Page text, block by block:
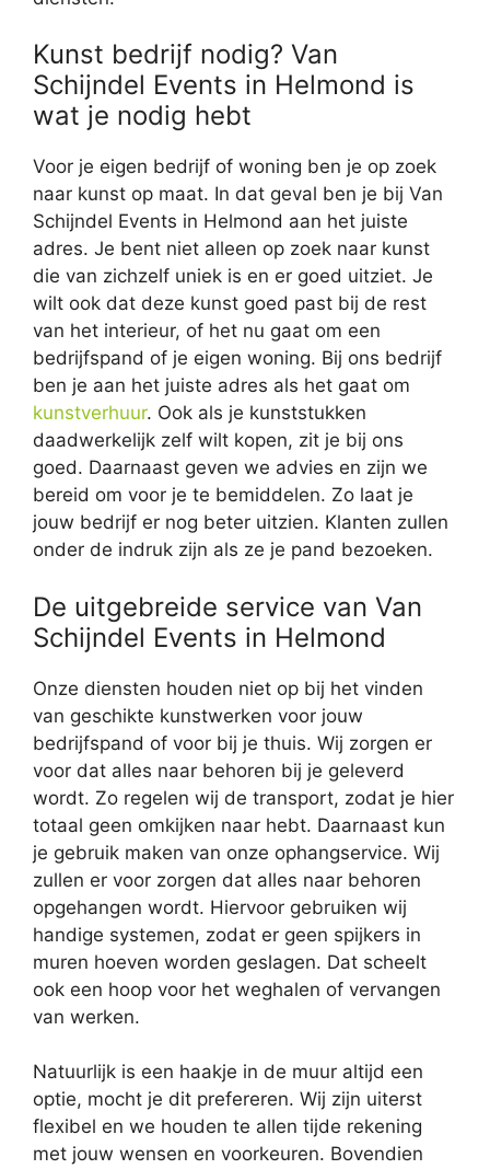
Kunst bedrijf nodig? Van
Schijndel Events in Helmond is
wat je nodig hebt
Voor je eigen bedrijf of woning ben je op zoek
naar kunst op maat. In dat geval ben je bij Van
Schijndel Events in Helmond aan het juiste
adres. Je bent niet alleen op zoek naar kunst
die van zichzelf uniek is en er goed uitziet. Je
wilt ook dat deze kunst goed past bij de rest
van het interieur, of het nu gaat om een
bedrijfspand of je eigen woning. Bij ons bedrijf
ben je aan het juiste adres als het gaat om
kunstverhuur. Ook als je kunststukken
daadwerkelijk zelf wilt kopen, zit je bij ons
goed. Daarnaast geven we advies en zijn we
bereid om voor je te bemiddelen. Zo laat je
jouw bedrijf er nog beter uitzien. Klanten zullen
onder de indruk zijn als ze je pand bezoeken.
De uitgebreide service van Van
Schijndel Events in Helmond
Onze diensten houden niet op bij het vinden
van geschikte kunstwerken voor jouw
bedrijfspand of voor bij je thuis. Wij zorgen er
voor dat alles naar behoren bij je geleverd
wordt. Zo regelen wij de transport, zodat je hier
totaal geen omkijken naar hebt. Daarnaast kun
je gebruik maken van onze ophangservice. Wij
zullen er voor zorgen dat alles naar behoren
opgehangen wordt. Hiervoor gebruiken wij
handige systemen, zodat er geen spijkers in
muren hoeven worden geslagen. Dat scheelt
ook een hoop voor het weghalen of vervangen
van werken.
Natuurlijk is een haakje in de muur altijd een
optie, mocht je dit prefereren. Wij zijn uiterst
flexibel en we houden te allen tijde rekening
met jouw wensen en voorkeuren. Bovendien